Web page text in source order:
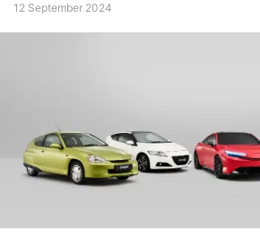
12 September 2024